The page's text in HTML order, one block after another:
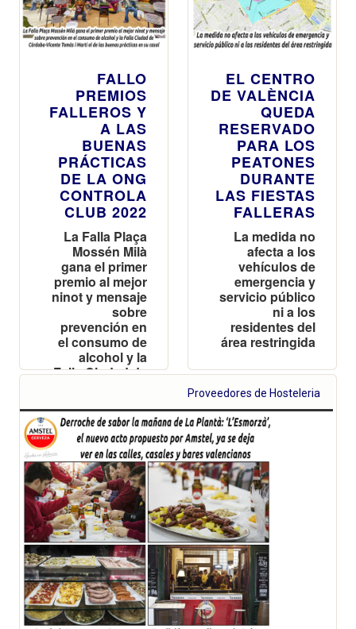
FALLO
PREMIOS
FALLEROS Y
A LAS
BUENAS
PRÁCTICAS
DE LA ONG
CONTROLA
CLUB 2022
La Falla Plaça
Mossén Milà
gana el primer
premio al mejor
ninot y mensaje
sobre
prevención en
el consumo de
alcohol y la
Falla Ciudad de
Martí el de las
buenas
prácticas en su
casal
EL CENTRO
DE VALÈNCIA
QUEDA
RESERVADO
PARA LOS
PEATONES
DURANTE
LAS FIESTAS
FALLERAS
La medida no
afecta a los
vehículos de
emergencia y
servicio público
ni a los
residentes del
área restringida
Proveedores de Hosteleria